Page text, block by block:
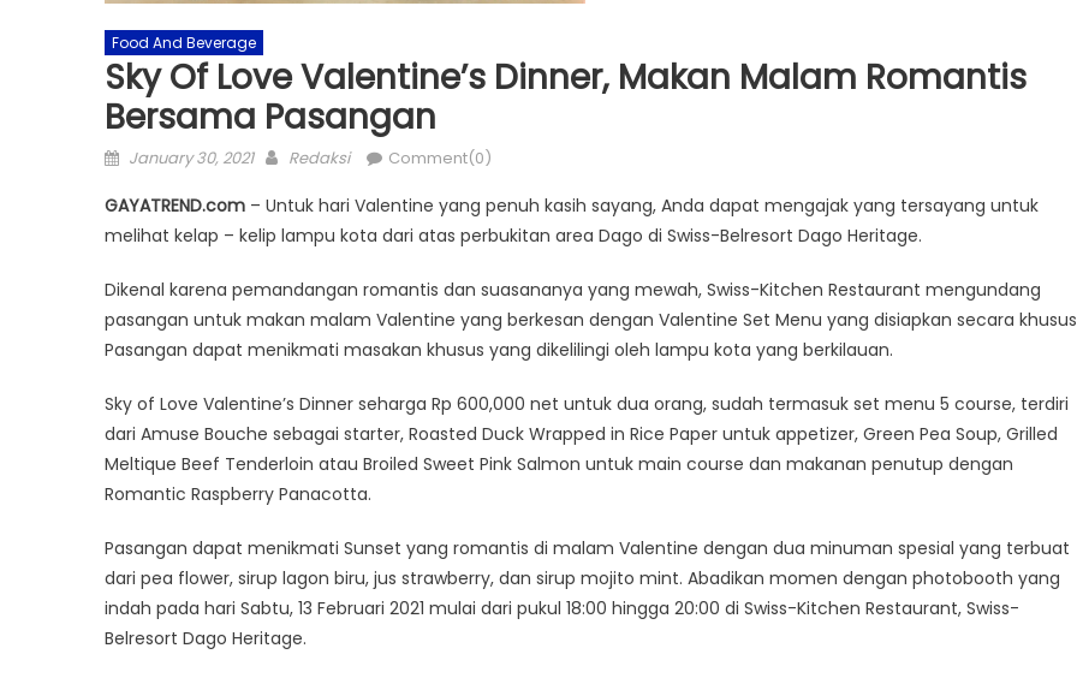
Food And Beverage
Sky Of Love Valentine’s Dinner, Makan Malam Romantis
Bersama Pasangan
Posted
January 30, 2021 Author
Redaksi Comment(0)
GAYATREND.com – Untuk hari Valentine yang penuh kasih sayang, Anda dapat mengajak yang tersayang untuk
melihat kelap – kelip lampu kota dari atas perbukitan area Dago di Swiss-Belresort Dago Heritage.
Dikenal karena pemandangan romantis dan suasananya yang mewah, Swiss-Kitchen Restaurant mengundang
pasangan untuk makan malam Valentine yang berkesan dengan Valentine Set Menu yang disiapkan secara
Pasangan dapat menikmati masakan khusus yang dikelilingi oleh lampu kota yang berkilauan.
Sky of Love Valentine’s Dinner seharga Rp 600,000 net untuk dua orang, sudah termasuk set menu 5 course, terdiri
dari Amuse Bouche sebagai starter, Roasted Duck Wrapped in Rice Paper untuk appetizer, Green Pea Soup, Grilled
Meltique Beef Tenderloin atau Broiled Sweet Pink Salmon untuk main course dan makanan penutup dengan
Romantic Raspberry Panacotta.
Pasangan dapat menikmati Sunset yang romantis di malam Valentine dengan dua minuman spesial yang terbuat
dari pea flower, sirup lagon biru, jus strawberry, dan sirup mojito mint. Abadikan momen dengan photobooth yang
indah pada hari Sabtu, 13 Februari 2021 mulai dari pukul 18:00 hingga 20:00 di Swiss-Kitchen Restaurant, Swiss-
Belresort Dago Heritage.